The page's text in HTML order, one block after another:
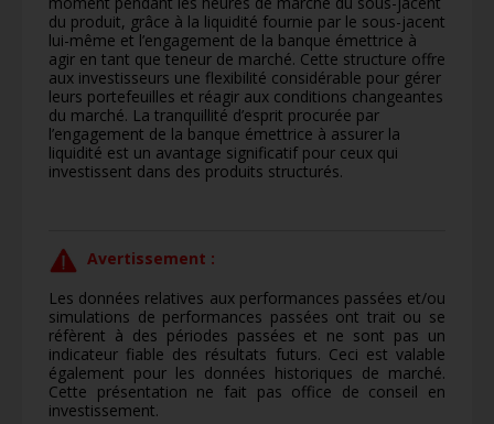
du produit, grâce à la liquidité fournie par le sous-jacent
lui-même et l’engagement de la banque émettrice à
agir en tant que teneur de marché. Cette structure offre
aux investisseurs une flexibilité considérable pour gérer
leurs portefeuilles et réagir aux conditions changeantes
du marché. La tranquillité d’esprit procurée par
l’engagement de la banque émettrice à assurer la
liquidité est un avantage significatif pour ceux qui
investissent dans des produits structurés.
Avertissement :
Les données relatives aux performances passées et/ou
simulations de performances passées ont trait ou se
réfèrent à des périodes passées et ne sont pas un
indicateur fiable des résultats futurs. Ceci est valable
également pour les données historiques de marché.
Cette présentation ne fait pas office de conseil en
investissement.